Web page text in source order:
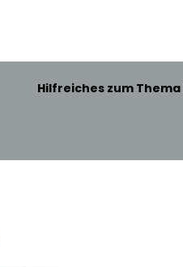
Hilfreiches zum Thema